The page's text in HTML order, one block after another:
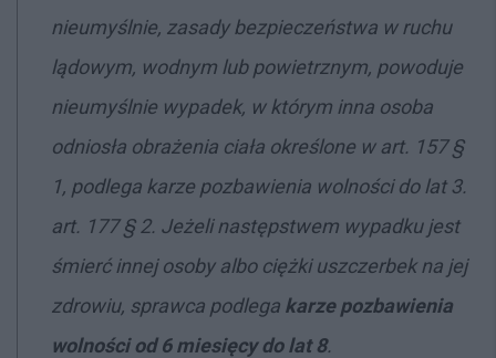
nieumyślnie, zasady bezpieczeństwa w ruchu
lądowym, wodnym lub powietrznym, powoduje
nieumyślnie wypadek, w którym inna osoba
odniosła obrażenia ciała określone w art. 157 §
1, podlega karze pozbawienia wolności do lat 3.
art. 177 § 2. Jeżeli następstwem wypadku jest
śmierć innej osoby albo ciężki uszczerbek na jej
zdrowiu, sprawca podlega karze pozbawienia
wolności od 6 miesięcy do lat 8.